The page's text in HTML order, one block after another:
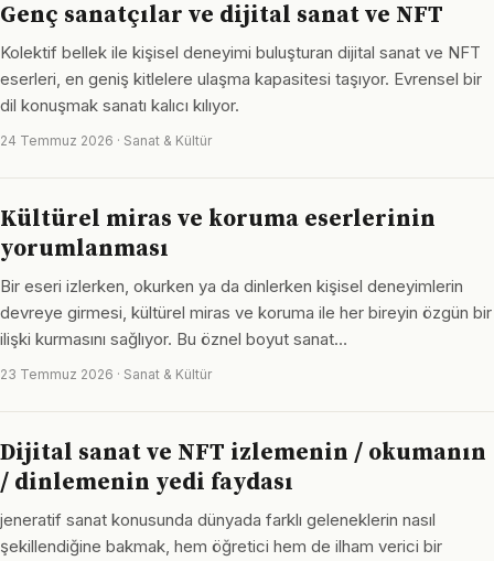
Genç sanatçılar ve dijital sanat ve NFT
Kolektif bellek ile kişisel deneyimi buluşturan dijital sanat ve NFT
eserleri, en geniş kitlelere ulaşma kapasitesi taşıyor. Evrensel bir
dil konuşmak sanatı kalıcı kılıyor.
24 Temmuz 2026 · Sanat & Kültür
Kültürel miras ve koruma eserlerinin
yorumlanması
Bir eseri izlerken, okurken ya da dinlerken kişisel deneyimlerin
devreye girmesi, kültürel miras ve koruma ile her bireyin özgün bir
ilişki kurmasını sağlıyor. Bu öznel boyut sanat…
23 Temmuz 2026 · Sanat & Kültür
Dijital sanat ve NFT izlemenin / okumanın
/ dinlemenin yedi faydası
jeneratif sanat konusunda dünyada farklı geleneklerin nasıl
şekillendiğine bakmak, hem öğretici hem de ilham verici bir